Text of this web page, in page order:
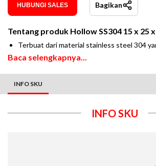
HUBUNGI SALES Bagikan
Tentang produk Hollow SS304 15 x 25
Terbuat dari material stainless steel 304
Baca selengkapnya...
INFO SKU
INFO SKU